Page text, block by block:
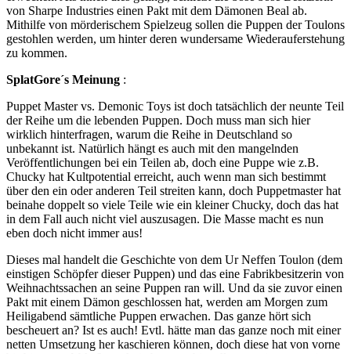
von Sharpe Industries einen Pakt mit dem Dämonen Beal ab.
Mithilfe von mörderischem Spielzeug sollen die Puppen der Toulons
gestohlen werden, um hinter deren wundersame Wiederauferstehung
zu kommen.
SplatGore´s Meinung :
Puppet Master vs. Demonic Toys ist doch tatsächlich der neunte Teil
der Reihe um die lebenden Puppen. Doch muss man sich hier
wirklich hinterfragen, warum die Reihe in Deutschland so
unbekannt ist. Natürlich hängt es auch mit den mangelnden
Veröffentlichungen bei ein Teilen ab, doch eine Puppe wie z.B.
Chucky hat Kultpotential erreicht, auch wenn man sich bestimmt
über den ein oder anderen Teil streiten kann, doch Puppetmaster hat
beinahe doppelt so viele Teile wie ein kleiner Chucky, doch das hat
in dem Fall auch nicht viel auszusagen. Die Masse macht es nun
eben doch nicht immer aus!
Dieses mal handelt die Geschichte von dem Ur Neffen Toulon (dem
einstigen Schöpfer dieser Puppen) und das eine Fabrikbesitzerin von
Weihnachtssachen an seine Puppen ran will. Und da sie zuvor einen
Pakt mit einem Dämon geschlossen hat, werden am Morgen zum
Heiligabend sämtliche Puppen erwachen. Das ganze hört sich
bescheuert an? Ist es auch! Evtl. hätte man das ganze noch mit einer
netten Umsetzung her kaschieren können, doch diese hat von vorne